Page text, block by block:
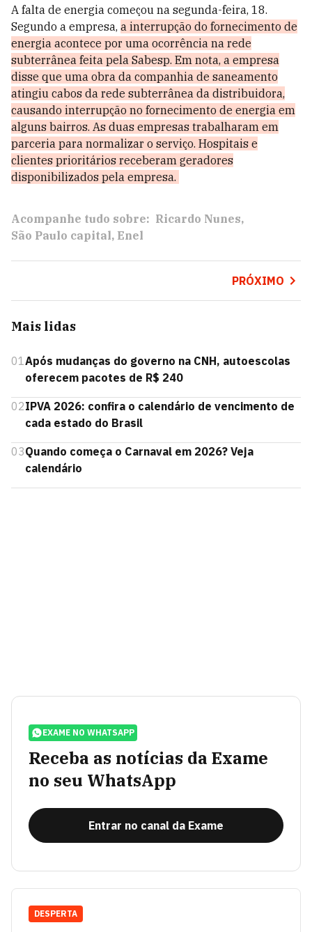
A falta de energia começou na segunda-feira, 18.
Segundo a empresa, a interrupção do fornecimento de
energia acontece por uma ocorrência na rede
subterrânea feita pela Sabesp. Em nota, a empresa
disse que uma obra da companhia de saneamento
atingiu cabos da rede subterrânea da distribuidora,
causando interrupção no fornecimento de energia em
alguns bairros. As duas empresas trabalharam em
parceria para normalizar o serviço. Hospitais e
clientes prioritários receberam geradores
disponibilizados pela empresa.
Acompanhe tudo sobre: Ricardo Nunes
São Paulo capital Enel
PRÓXIMO
Mais lidas
01Após mudanças do governo na CNH, autoescolas
oferecem pacotes de R$ 240
02IPVA 2026: confira o calendário de vencimento de
cada estado do Brasil
03Quando começa o Carnaval em 2026? Veja
calendário
EXAME NO WHATSAPP
Receba as notícias da Exame
no seu WhatsApp
Entrar no canal da Exame
DESPERTA